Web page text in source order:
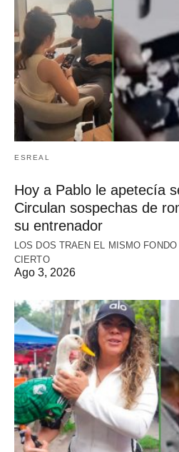
ESREAL
Hoy a Pablo le apetecía
Circulan sospechas de
su entrenador
LOS DOS TRAEN EL MISMO
CIERTO
Ago 3, 2026